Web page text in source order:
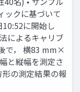
ックに基づいて
に開始し
によるキャリブ
で， 横83 mm×
と縦幅を測定さ
の測定結果の報